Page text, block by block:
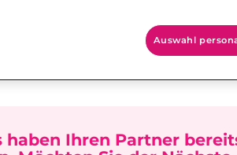
Kurorte, wie Marienbad
fernab vom Alltagsstress ein.
haben Ihren Partner
Auswahl